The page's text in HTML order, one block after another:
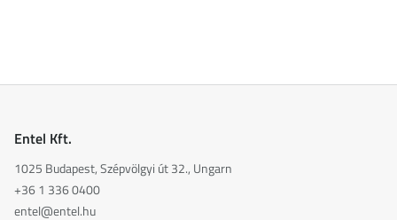
Entel Kft.
1025 Budapest, Szépvölgyi út 32., Ungarn
+36 1 336 0400
entel@entel.hu